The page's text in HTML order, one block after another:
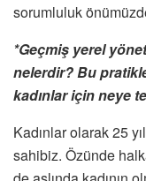
sorumluluk
*Geçmiş yerel
nelerdir? Bu
kadınlar için neye
Kadınlar olarak 25
sahibiz. Özünde